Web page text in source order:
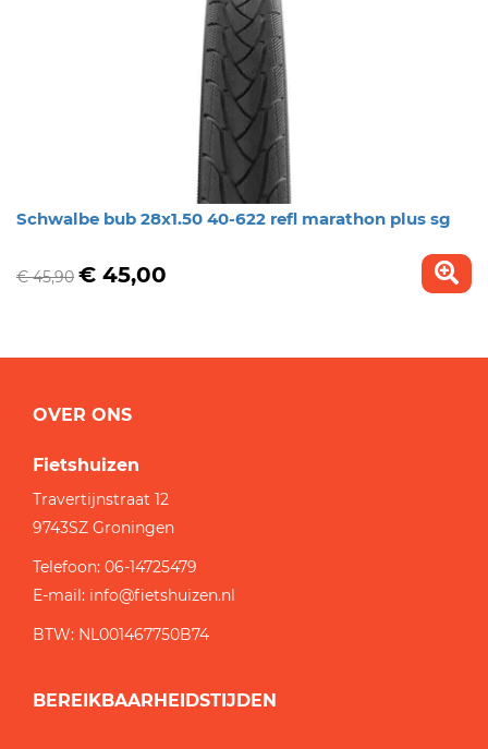
Schwalbe bub 28x1.50 40-622 refl marathon plus sg
€ 45,90 € 45,00
OVER ONS
Fietshuizen
Travertijnstraat 12
9743SZ Groningen
Telefoon: 06-14725479
E-mail: info@fietshuizen.nl
BTW: NL001467750B74
BEREIKBAARHEIDSTIJDEN